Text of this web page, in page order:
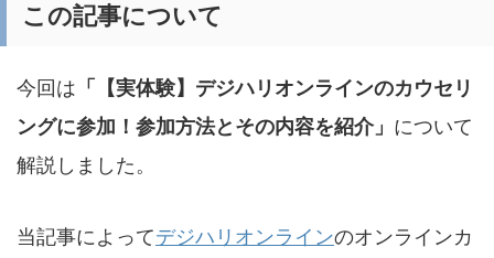
この記事について
今回は 「【実体験】デジハリオンラインのカウセリ
ングに参加！参加方法とその内容を紹介」 について
解説しました。
当記事によってデジハリオンラインのオンラインカ